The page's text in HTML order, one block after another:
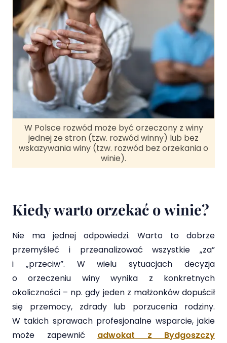
W Polsce rozwód może być orzeczony z winy
jednej ze stron (tzw. rozwód winny) lub bez
wskazywania winy (tzw. rozwód bez orzekania o
winie).
Kiedy warto orzekać o winie?
Nie ma jednej odpowiedzi. Warto to dobrze
przemyśleć i przeanalizować wszystkie „za”
i „przeciw”. W wielu sytuacjach decyzja
o orzeczeniu winy wynika z konkretnych
okoliczności – np. gdy jeden z małżonków dopuścił
się przemocy, zdrady lub porzucenia rodziny.
W takich sprawach profesjonalne wsparcie, jakie
może zapewnić adwokat z Bydgoszczy